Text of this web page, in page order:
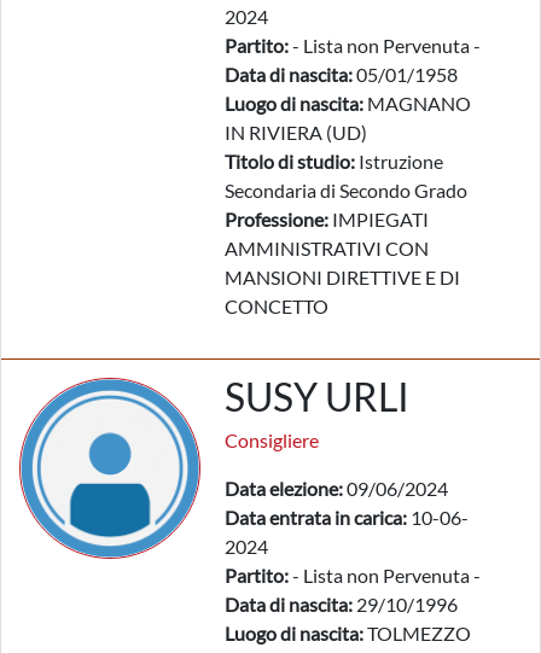
2024
Partito:- Lista non Pervenuta -
Data di nascita:05/01/1958
Luogo di nascita: MAGNANO
IN RIVIERA (UD)
Titolo di studio: Istruzione
Secondaria di Secondo Grado
Professione: IMPIEGATI
AMMINISTRATIVI CON
MANSIONI DIRETTIVE E DI
CONCETTO
SUSY URLI
Consigliere
Data elezione:09/06/2024
Data entrata in carica: 10-06-
2024
Partito:- Lista non Pervenuta -
Data di nascita: 29/10/1996
Luogo di nascita:TOLMEZZO